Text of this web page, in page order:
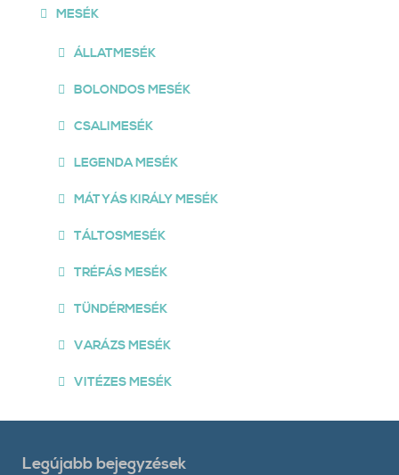
MESÉK
ÁLLATMESÉK
BOLONDOS MESÉK
CSALIMESÉK
LEGENDA MESÉK
MÁTYÁS KIRÁLY MESÉK
TÁLTOSMESÉK
TRÉFÁS MESÉK
TÜNDÉRMESÉK
VARÁZS MESÉK
VITÉZES MESÉK
Legújabb bejegyzések